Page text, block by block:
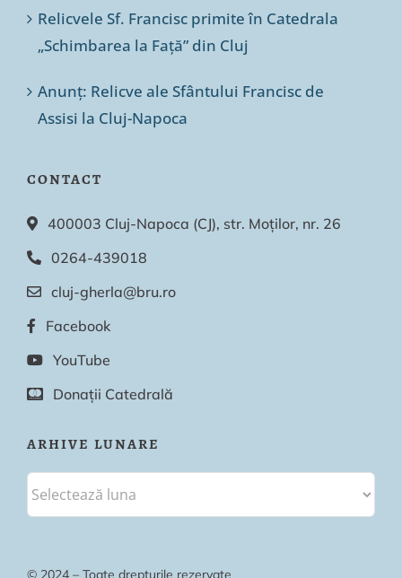
Relicvele Sf. Francisc primite în Catedrala
„Schimbarea la Față” din Cluj
Anunț: Relicve ale Sfântului Francisc de
Assisi la Cluj-Napoca
CONTACT
400003 Cluj-Napoca (CJ), str. Moților, nr. 26
0264-439018
cluj-gherla@bru.ro
Facebook
YouTube
Donații Catedrală
ARHIVE LUNARE
© 2024 – Toate drepturile rezervate